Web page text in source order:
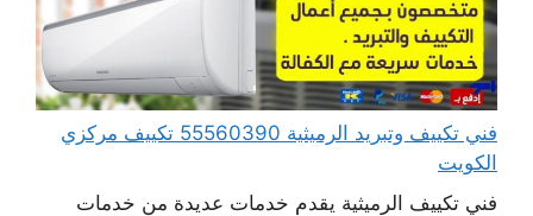
فني تكييف وتبريد الرميثية 55560390 تكييف مركزي
الكويت
فني تكييف الرميثية يقدم خدمات عديدة من خدمات